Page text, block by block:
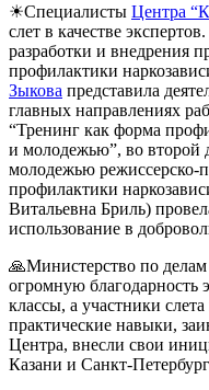
☀Специалисты Центра
слет в качестве
разработки и внедрения
профилактики
Зыкова представила
главных направлениях
“Тренинг как форма
и молодежью”, во второй
молодежью режиссерско-
профилактики
Витальевна Бриль)
использование в
🙏Министерство по
огромную благодарность
классы, а участники
практические навыки,
Центра, внесли свои
Казани и Санкт-